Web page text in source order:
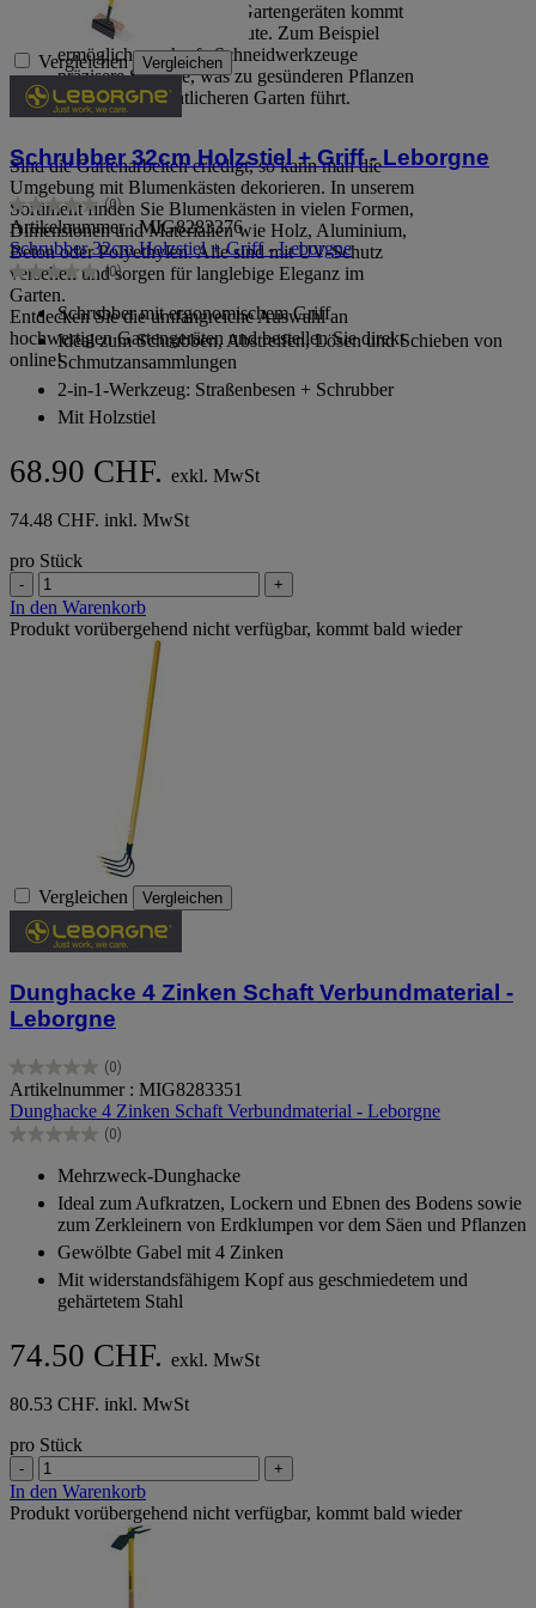
qualitativ hochwertigen Gartengeräten kommt
Ihren Gartenarbeiten zugute. Zum Beispiel
ermöglichen scharfe Schneidwerkzeuge
präzisere Schnitte, was zu gesünderen Pflanzen
und einem ordentlicheren Garten führt.
Sind die Gartenarbeiten erledigt, so kann man die
Umgebung mit Blumenkästen dekorieren. In unserem
Sortiment finden Sie Blumenkästen in vielen Formen,
Dimensionen und Materialien wie Holz, Aluminium,
Beton oder Polyethylen. Alle sind mit UV-Schutz
versehen und sorgen für langlebige Eleganz im
Garten.
Entdecken Sie die umfangreiche Auswahl an
hochwertigen Gartengeräten und bestellen Sie direkt
online!
Vergleichen Vergleichen
Schrubber 32cm Holzstiel + Griff - Leborgne
(0)
0.0
von
5
Sternen.
Artikelnummer : MIG8283376
Schrubber 32cm Holzstiel + Griff - Leborgne
(0)
0.0
von
5
Sternen.
Schrubber mit ergonomischem Griff
Ideal zum Schrubben, Abstreifen, Lösen und Schieben von
Schmutzansammlungen
2-in-1-Werkzeug: Straßenbesen + Schrubber
Mit Holzstiel
68.90 CHF. exkl. MwSt
74.48 CHF. inkl. MwSt
pro Stück
- +
In den Warenkorb
Produkt vorübergehend nicht verfügbar, kommt bald wieder
Vergleichen Vergleichen
Dunghacke 4 Zinken Schaft Verbundmaterial -
Leborgne
(0)
0.0
von
5
Sternen.
Artikelnummer : MIG8283351
Dunghacke 4 Zinken Schaft Verbundmaterial - Leborgne
(0)
0.0
Sternen.
Mehrzweck-Dunghacke
Ideal zum Aufkratzen, Lockern und Ebnen des Bodens sowie
zum Zerkleinern von Erdklumpen vor dem Säen und Pflanzen
Gewölbte Gabel mit 4 Zinken
Mit widerstandsfähigem Kopf aus geschmiedetem und
gehärtetem Stahl
74.50 CHF. exkl. MwSt
80.53 CHF. inkl. MwSt
pro Stück
- +
In den Warenkorb
Produkt vorübergehend nicht verfügbar, kommt bald wieder